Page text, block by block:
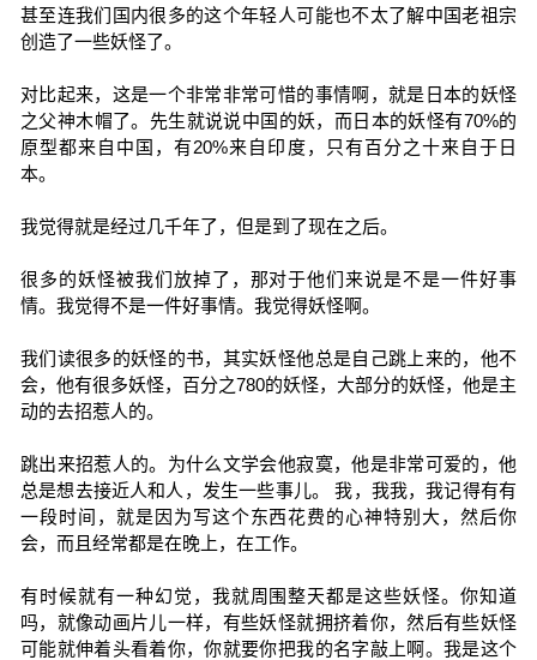
甚至连我们国内很多的这个年轻人可能也不太了解中国老祖宗
创造了一些妖怪了。
对比起来，这是一个非常非常可惜的事情啊，就是日本的妖怪
之父神木帽了。先生就说说中国的妖，而日本的妖怪有70%的
原型都来自中国，有20%来自印度，只有百分之十来自于日
本。
我觉得就是经过几千年了，但是到了现在之后。
很多的妖怪被我们放掉了，那对于他们来说是不是一件好事
情。我觉得不是一件好事情。我觉得妖怪啊。
我们读很多的妖怪的书，其实妖怪他总是自己跳上来的，他不
会，他有很多妖怪，百分之780的妖怪，大部分的妖怪，他是主
动的去招惹人的。
跳出来招惹人的。为什么文学会他寂寞，他是非常可爱的，他
总是想去接近人和人，发生一些事儿。 我，我我，我记得有有
一段时间，就是因为写这个东西花费的心神特别大，然后你
会，而且经常都是在晚上，在工作。
有时候就有一种幻觉，我就周围整天都是这些妖怪。你知道
吗，就像动画片儿一样，有些妖怪就拥挤着你，然后有些妖怪
可能就伸着头看着你，你就要你把我的名字敲上啊。我是这个